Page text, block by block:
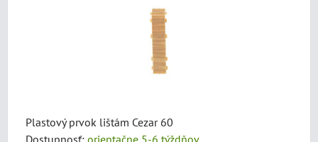
Plastový prvok lištám Cezar 60
Dostupnosť: orientačne 5-6 týždňov